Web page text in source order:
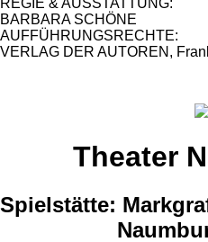
BARBARA SCHÖNE
AUFFÜHRUNGSRECHTE:
VERLAG DER AUTOREN,
Theater
Spielstätte: